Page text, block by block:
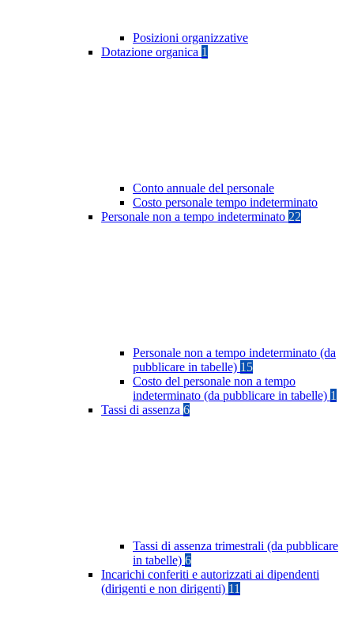
Posizioni organizzative
Dotazione organica 1
Conto annuale del personale
Costo personale tempo indeterminato
Personale non a tempo indeterminato 22
Personale non a tempo indeterminato (da
pubblicare in tabelle) 15
Costo del personale non a tempo
indeterminato (da pubblicare in tabelle) 1
Tassi di assenza 6
Tassi di assenza trimestrali (da pubblicare
in tabelle) 6
Incarichi conferiti e autorizzati ai dipendenti
(dirigenti e non dirigenti) 11